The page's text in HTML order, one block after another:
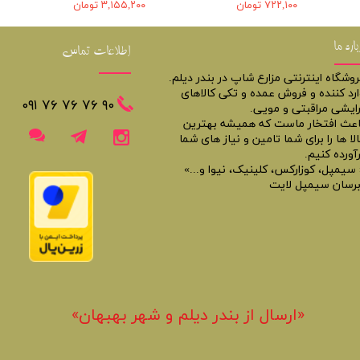
۳,۱۵۵,۲۰۰ تومان ۷۲۲,۱۰۰ تومان
ما
اینترنتی مزارع شاپ در بندر دیلم.
کننده و فروش عمده و تکی کالاهای
مراقبتی و مویی.
افتخار ماست که همیشه بهترین
ها را برای شما تامین و نیاز های شما
کنیم.
سیمپل، کوزارکس، کلینیک، نیوا و...»
سیمپل لایت
اطلاعات تماس
​​٩٠ ٧۶ ٧۶ ٧۶ ٠٩١
«​ارسال از بندر دیلم و شهر بهبهان»